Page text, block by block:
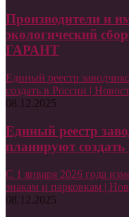
Производители и
экологический
ГАРАНТ
Единый реестр
создать в России |
08.12.2025
Единый реестр
планируют
С 1 января 2026 года
знакам и парковкам |
08.12.2025